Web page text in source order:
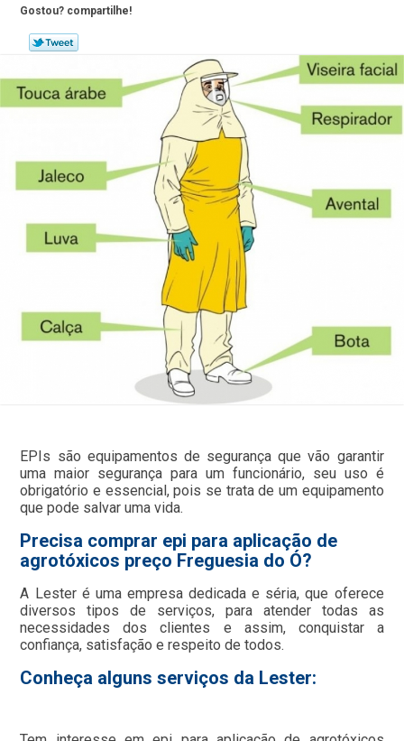
Gostou? compartilhe!
EPIs são equipamentos de segurança que vão garantir
uma maior segurança para um funcionário, seu uso é
obrigatório e essencial, pois se trata de um equipamento
que pode salvar uma vida.
Precisa comprar epi para aplicação de
agrotóxicos preço Freguesia do Ó?
A Lester é uma empresa dedicada e séria, que oferece
diversos tipos de serviços, para atender todas as
necessidades dos clientes e assim, conquistar a
confiança, satisfação e respeito de todos.
Conheça alguns serviços da Lester: